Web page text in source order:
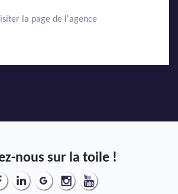
la page de l'agence
nous sur la toile !